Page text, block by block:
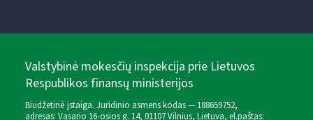
Valstybinė mokesčių inspekcija prie Lietuvos
Respublikos finansų ministerijos
Biudžetinė įstaiga. Juridinio asmens kodas — 188659752,
adresas: Vasario 16-osios g. 14, 01107 Vilnius, Lietuva, el.paštas: